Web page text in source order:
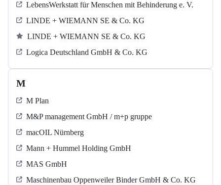
LebensWerkstatt für Menschen mit Behinderung e. V.
LINDE + WIEMANN SE & Co. KG
LINDE + WIEMANN SE & Co. KG
Logica Deutschland GmbH & Co. KG
M
M Plan
M&P management GmbH / m+p gruppe
macOIL Nürnberg
Mann + Hummel Holding GmbH
MAS GmbH
Maschinenbau Oppenweiler Binder GmbH & Co. KG